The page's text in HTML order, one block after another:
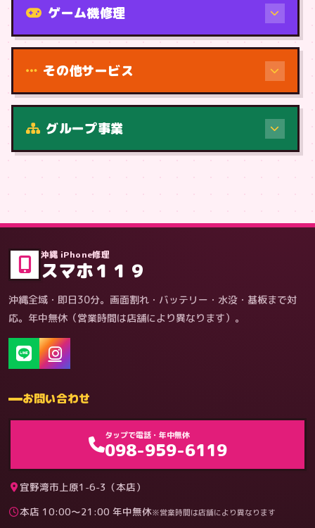
症状・内容から
ゲーム機修理
その他サービス
グループ事業
沖縄 iPhone修理
スマホ１１９
沖縄全域・即日30分。画面割れ・バッテリー・水没・基板まで対
応。年中無休（営業時間は店舗により異なります）。
お問い合わせ
タップで電話・年中無休
098-959-6119
宜野湾市上原1-6-3（本店）
本店 10:00〜21:00 年中無休※営業時間は店舗により異なります